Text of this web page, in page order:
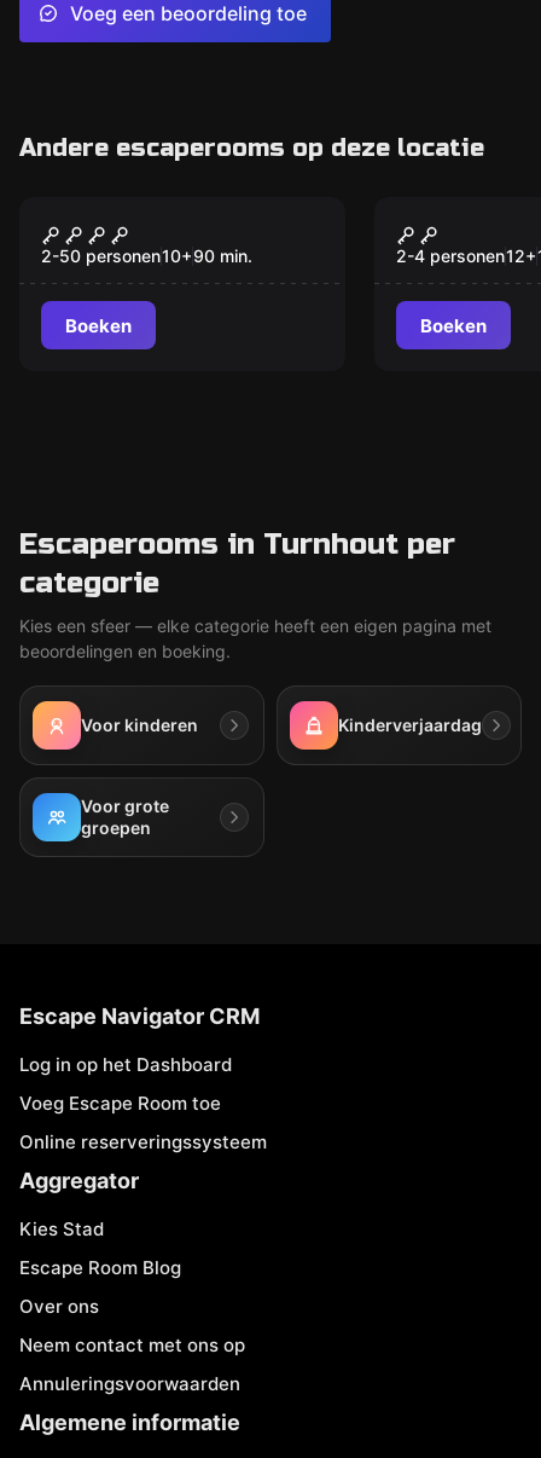
Voeg een beoordeling toe
Andere escaperooms op deze locatie
De Mysterieuze
Moordenaar
2-50 personen10+90 min.
Boeken
Nieuw
De
Speelkaart
2-4 personen12+
Boeken
Escaperooms in Turnhout per
categorie
Kies een sfeer — elke categorie heeft een eigen pagina met
beoordelingen en boeking.
Voor kinderen Kinderverjaardag
Voor grote
groepen
Escape Navigator CRM
Log in op het Dashboard
Voeg Escape Room toe
Online reserveringssysteem
Aggregator
Kies Stad
Escape Room Blog
Over ons
Neem contact met ons op
Annuleringsvoorwaarden
Algemene informatie